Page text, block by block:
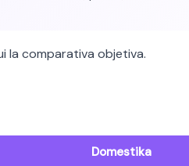
la comparativa objetiva.
Domestika